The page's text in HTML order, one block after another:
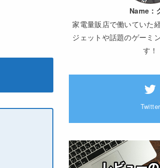
Name：
家電量販店で働いていた
ジェットや話題のゲーミ
す！
Twitter